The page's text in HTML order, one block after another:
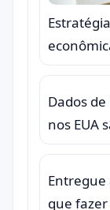
Dados
nos EUA
Entregue
que